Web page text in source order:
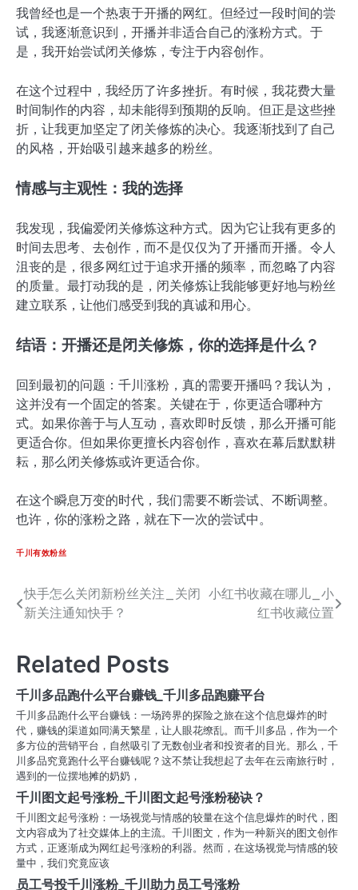
我曾经也是一个热衷于开播的网红。但经过一段时间的尝
试，我逐渐意识到，开播并非适合自己的涨粉方式。于
是，我开始尝试闭关修炼，专注于内容创作。
在这个过程中，我经历了许多挫折。有时候，我花费大量
时间制作的内容，却未能得到预期的反响。但正是这些挫
折，让我更加坚定了闭关修炼的决心。我逐渐找到了自己
的风格，开始吸引越来越多的粉丝。
情感与主观性：我的选择
我发现，我偏爱闭关修炼这种方式。因为它让我有更多的
时间去思考、去创作，而不是仅仅为了开播而开播。令人
沮丧的是，很多网红过于追求开播的频率，而忽略了内容
的质量。最打动我的是，闭关修炼让我能够更好地与粉丝
建立联系，让他们感受到我的真诚和用心。
结语：开播还是闭关修炼，你的选择是什么？
回到最初的问题：千川涨粉，真的需要开播吗？我认为，
这并没有一个固定的答案。关键在于，你更适合哪种方
式。如果你善于与人互动，喜欢即时反馈，那么开播可能
更适合你。但如果你更擅长内容创作，喜欢在幕后默默耕
耘，那么闭关修炼或许更适合你。
在这个瞬息万变的时代，我们需要不断尝试、不断调整。
也许，你的涨粉之路，就在下一次的尝试中。
千川有效粉丝
文
章
导
航
快手怎么关闭新粉丝关注_关闭
新关注通知快手？
小红书收藏在哪儿_小
红书收藏位置
Related Posts
千川多品跑什么平台赚钱_千川多品跑赚平台
千川多品跑什么平台赚钱：一场跨界的探险之旅在这个信息爆炸的时
代，赚钱的渠道如同满天繁星，让人眼花缭乱。而千川多品，作为一个
多方位的营销平台，自然吸引了无数创业者和投资者的目光。那么，千
川多品究竟跑什么平台赚钱呢？这不禁让我想起了去年在云南旅行时，
遇到的一位摆地摊的奶奶，
千川图文起号涨粉_千川图文起号涨粉秘诀？
千川图文起号涨粉：一场视觉与情感的较量在这个信息爆炸的时代，图
文内容成为了社交媒体上的主流。千川图文，作为一种新兴的图文创作
方式，正逐渐成为网红起号涨粉的利器。然而，在这场视觉与情感的较
量中，我们究竟应该
员工号投千川涨粉_千川助力员工号涨粉